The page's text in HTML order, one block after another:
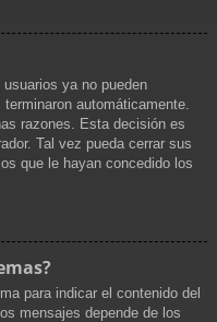
ya no pueden
automáticamente.
razones. Esta decisión es
Tal vez pueda cerrar sus
que le hayan concedido los
para indicar el contenido del
mensajes depende de los